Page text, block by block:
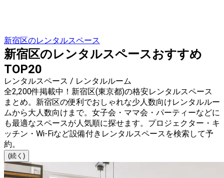
新宿区のレンタルスペース
新宿区のレンタルスペースおすすめ
TOP20
レンタルスペース / レンタルルーム
全2,200件掲載中！新宿区(東京都)の格安レンタルスペース
まとめ。新宿区の便利でおしゃれな少人数向けレンタルルー
ムから大人数向けまで。女子会・ママ会・パーティーなどに
も最適なスペースが人気順に探せます。プロジェクター・キ
ッチン・Wi-Fiなど設備付きレンタルスペースを検索して予
約。
(続く)